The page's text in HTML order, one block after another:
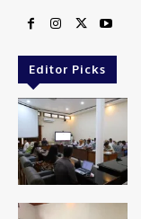
Editor Picks